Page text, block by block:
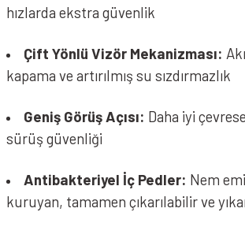
hızlarda ekstra güvenlik
Çift Yönlü Vizör Mekanizması:
kapama ve artırılmış su sızdırmazlık
Geniş Görüş Açısı: Daha iyi
sürüş güvenliği
Antibakteriyel İç Pedler: Nem
kuruyan, tamamen çıkarılabilir ve